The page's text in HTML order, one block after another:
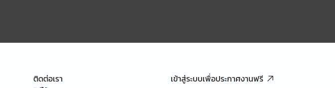
ติดต่อเรา
เข้าสู่ระบบเพื่อประกาศงานฟรี